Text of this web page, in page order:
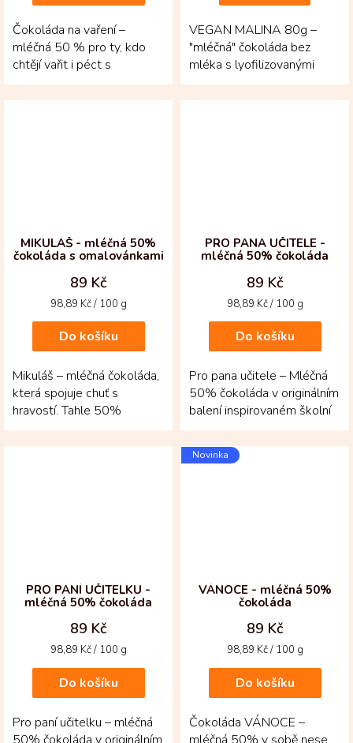
Čokoláda na vaření –
mléčná 50 % pro ty, kdo
chtějí vařit i péct s
opravdovou kvalitou!
Vznikla z kakaových bobů...
VEGAN MALINA 80g –
"mléčná" čokoláda bez
mléka s lyofilizovanými
malinami– ovocně svěží
tabulka, která překvapí...
MIKULÁŠ - mléčná 50%
čokoláda s omalovánkami
89 Kč
Měrná
98,89 Kč / 100 g
Do košíku
Mikuláš – mléčná čokoláda,
která spojuje chuť s
hravostí. Tahle 50%
kolumbijská mikulášská
čokoláda potěší nejen
PRO PANA UČITELE -
mléčná 50% čokoláda
89 Kč
Měrná
98,89 Kč / 100 g
Do košíku
Pro pana učitele – Mléčná
50% čokoláda v originálním
balení inspirovaném školní
tabulí! Krémová a vyvážená
čokoláda z...
PRO PANÍ UČITELKU -
mléčná 50% čokoláda
89 Kč
Měrná
98,89 Kč / 100 g
Do košíku
Pro paní učitelku – mléčná
50% čokoláda v originálním
Novinka
VÁNOCE - mléčná 50%
čokoláda
89 Kč
Měrná
98,89 Kč / 100 g
Do košíku
Čokoláda VÁNOCE –
mléčná 50% v sobě nese